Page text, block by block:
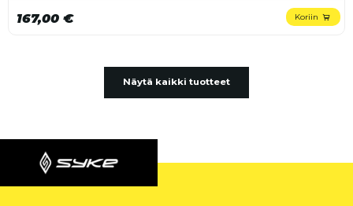
167,00 € Koriin
Näytä kaikki tuotteet